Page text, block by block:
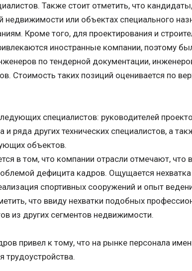
Также стоит отметить, что кандидаты,
или объектах специального
Кроме того, для проектирования и
иностранные компании, поэтому
по тендерной документации,
Стоимость таких позиций оценивается по
специалистов: руководителей
ряда других технических специалистов, а
объектов.
в том, что компании отрасли отмечают, что
дефицита кадров. Ощущается нехватка
спортивных сооружений и опыт
что ввиду нехватки подобных
из других сегментов недвижимости.
привел к тому, что на рынке персонала
трудоустройства.